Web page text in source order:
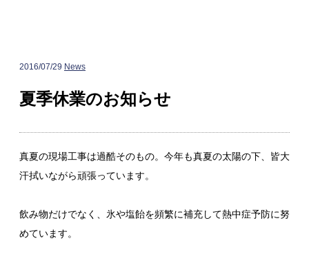
2016/07/29 News
夏季休業のお知らせ
真夏の現場工事は過酷そのもの。今年も真夏の太陽の下、皆大
汗拭いながら頑張っています。
飲み物だけでなく、氷や塩飴を頻繁に補充して熱中症予防に努
めています。